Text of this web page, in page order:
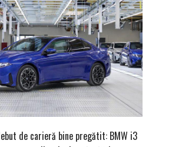
de carieră bine pregătit: BMW i3